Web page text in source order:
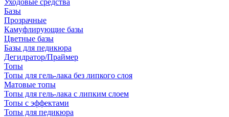
Уходовые средства
Базы
Прозрачные
Камуфлирующие базы
Цветные базы
Базы для педикюра
Дегидратор/Праймер
Топы
Топы для гель-лака без липкого слоя
Матовые топы
Топы для гель-лака с липким слоем
Топы с эффектами
Топы для педикюра